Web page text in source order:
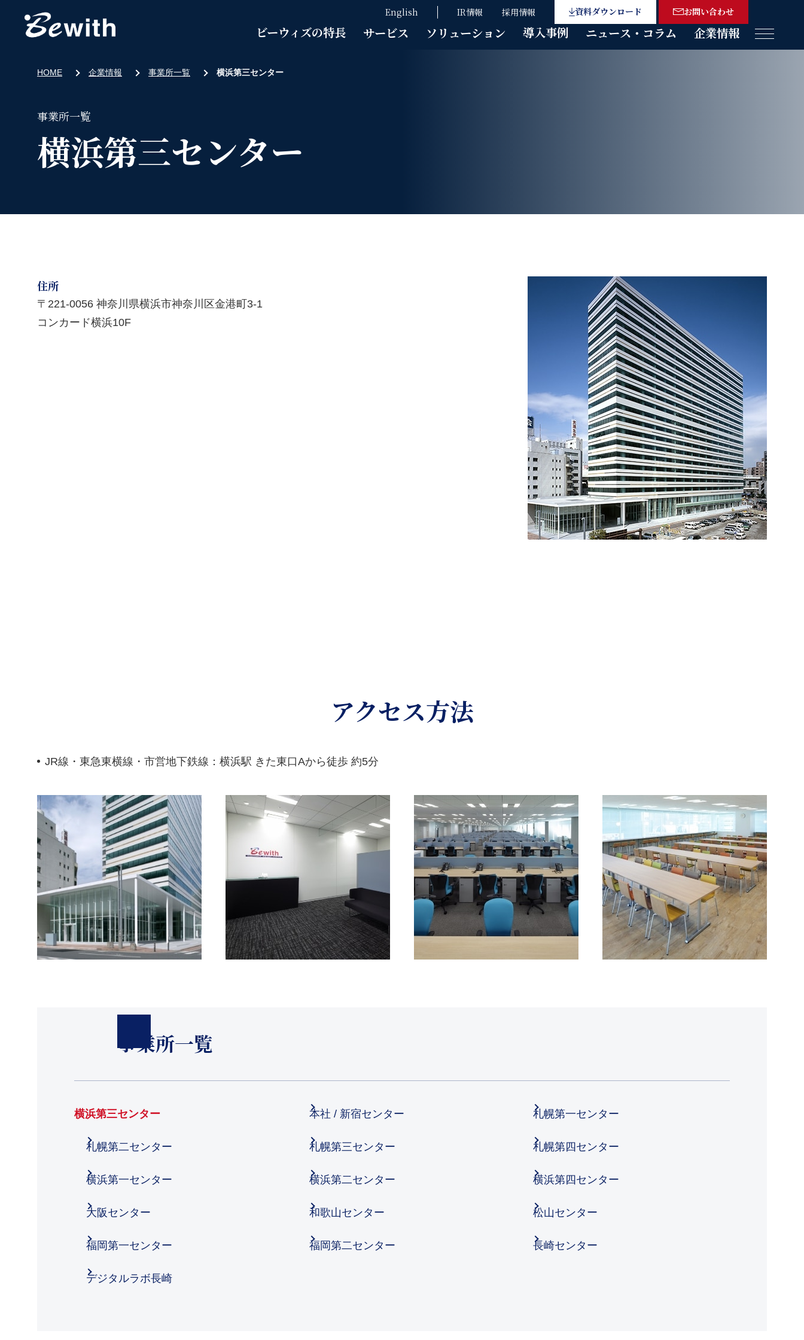
English IR情報 採用情報 資料ダウンロード お問い合わせ
ビーウィズの特長 サービス ソリューション 導入事例 ニュース・コラム 企業情報 メニュ
HOME 企業情報 事業所一覧 横浜第三センター
横浜第三センター
事業所一覧
住所
〒221-0056 神奈川県横浜市神奈川区金港町3-1
コンカード横浜10F
アクセス方法
JR線・東急東横線・市営地下鉄線：横浜駅 きた東口Aから徒歩 約5分
事業所一覧
横浜第三センター 本社 / 新宿センター 札幌第一センター
札幌第二センター 札幌第三センター 札幌第四センター
横浜第一センター 横浜第二センター 横浜第四センター
大阪センター 和歌山センター 松山センター
福岡第一センター 福岡第二センター 長崎センター
デジタルラボ長崎